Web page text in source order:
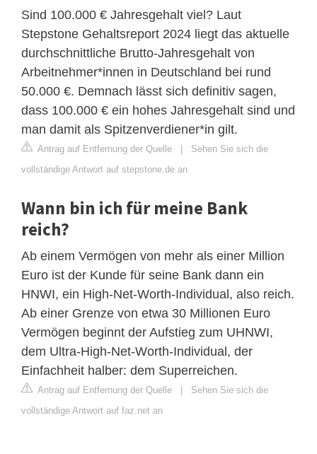
Sind 100.000 € Jahresgehalt viel? Laut
Stepstone Gehaltsreport 2024 liegt das aktuelle
durchschnittliche Brutto-Jahresgehalt von
Arbeitnehmer*innen in Deutschland bei rund
50.000 €. Demnach lässt sich definitiv sagen,
dass 100.000 € ein hohes Jahresgehalt sind und
man damit als Spitzenverdiener*in gilt.
Antrag auf Entfernung der Quelle | Sehen Sie sich die
vollständige Antwort auf stepstone.de an
Wann bin ich für meine Bank
reich?
Ab einem Vermögen von mehr als einer Million
Euro ist der Kunde für seine Bank dann ein
HNWI, ein High-Net-Worth-Individual, also reich.
Ab einer Grenze von etwa 30 Millionen Euro
Vermögen beginnt der Aufstieg zum UHNWI,
dem Ultra-High-Net-Worth-Individual, der
Einfachheit halber: dem Superreichen.
Antrag auf Entfernung der Quelle | Sehen Sie sich die
vollständige Antwort auf faz.net an